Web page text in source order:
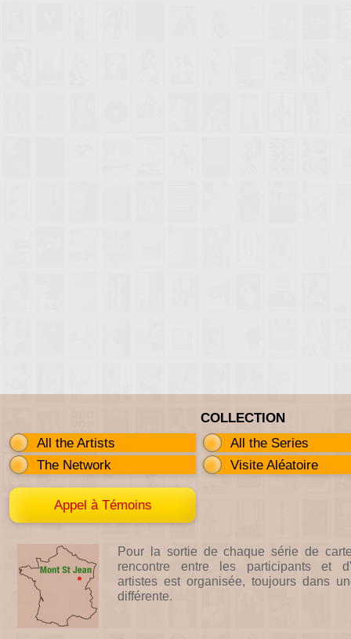
COLLECTION
All the Artists
All the Series
The Network
Visite Aléatoire
Appel à Témoins
Pour la sortie de chaque série de
rencontre entre les participants et
artistes est organisée, toujours dans
différente.